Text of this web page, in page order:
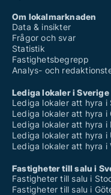
Om lokalmarknaden
Data & insikter
Frågor och svar
Statistik
Fastighetsbegrepp
Analys- och
Lediga lokaler i Sverige
Lediga lokaler att hyra i
Lediga lokaler att hyra i
Lediga lokaler att hyra i
Lediga lokaler att hyra i
Lediga lokaler att hyra i
Fastigheter till salu i
Fastigheter till salu i
Fastigheter till salu i